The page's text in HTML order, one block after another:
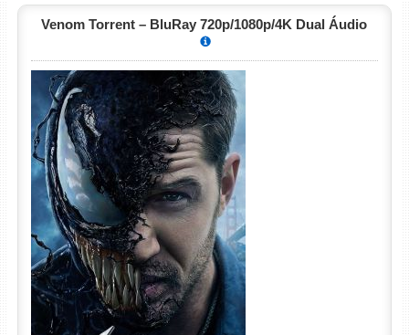
Venom Torrent – BluRay 720p/1080p/4K Dual Áudio